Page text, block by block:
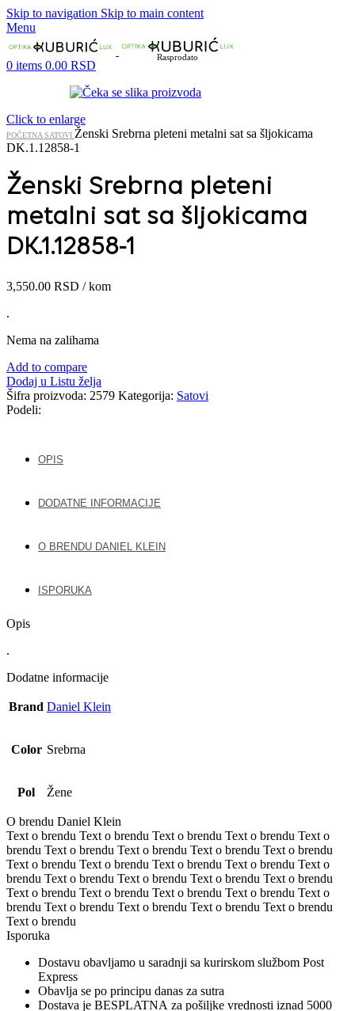
Skip to navigation Skip to main content
Menu
0 items 0.00 RSD
Rasprodato
Click to enlarge
POČETNASATOVI Ženski Srebrna pleteni metalni sat sa šljokicama
DK.1.12858-1
Ženski Srebrna pleteni
metalni sat sa šljokicama
DK.1.12858-1
3,550.00 RSD / kom
.
Nema na zalihama
Add to compare
Dodaj u Listu želja
Šifra proizvoda: 2579 Kategorija: Satovi
Podeli:
OPIS
DODATNE INFORMACIJE
O BRENDU DANIEL KLEIN
ISPORUKA
Opis
.
Dodatne informacije
Brand Daniel Klein
Color Srebrna
Pol Žene
O brendu Daniel Klein
Text o brendu Text o brendu Text o brendu Text o brendu Text o
brendu Text o brendu Text o brendu Text o brendu Text o brendu
Text o brendu Text o brendu Text o brendu Text o brendu Text o
brendu Text o brendu Text o brendu Text o brendu Text o brendu
Text o brendu Text o brendu Text o brendu Text o brendu Text o
brendu Text o brendu Text o brendu Text o brendu Text o brendu
Text o brendu
Isporuka
Dostavu obavljamo u saradnji sa kurirskom službom Post
Express
Obavlja se po principu danas za sutra
Dostava je BESPLATNA za pošiljke vrednosti iznad 5000